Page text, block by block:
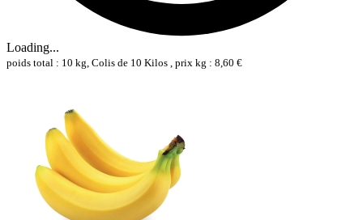
Loading...
poids total : 10 kg, Colis de 10 Kilos , prix kg : 8,60 €